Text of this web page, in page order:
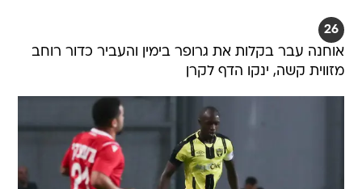
26
אוחנה עבר בקלות את גרופר בימין והעביר כדור רוחב
מזווית קשה, ינקו הדף לקרן